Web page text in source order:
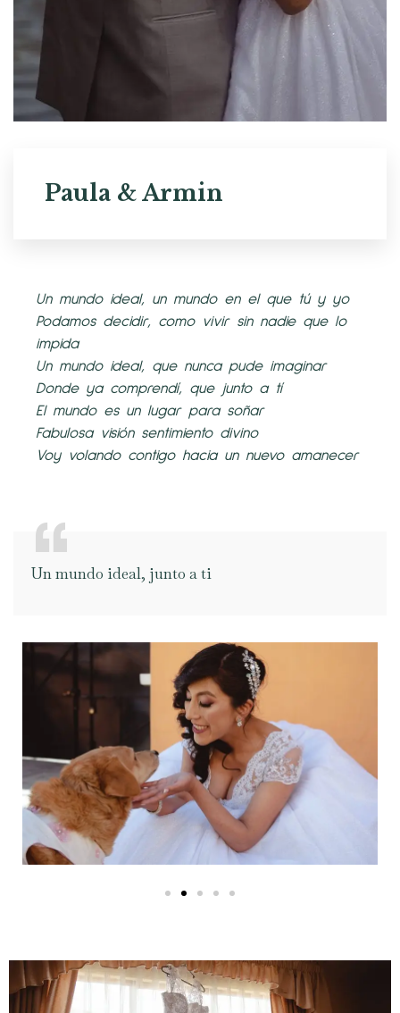
Paula & Armin
Un mundo ideal, un mundo en el que tú y yo
Podamos decidir, como vivir sin nadie que lo
impida
Un mundo ideal, que nunca pude imaginar
Donde ya comprendí, que junto a tí
El mundo es un lugar para soñar
Fabulosa visión sentimiento divino
Voy volando contigo hacia un nuevo amanecer
Un mundo ideal, junto a ti